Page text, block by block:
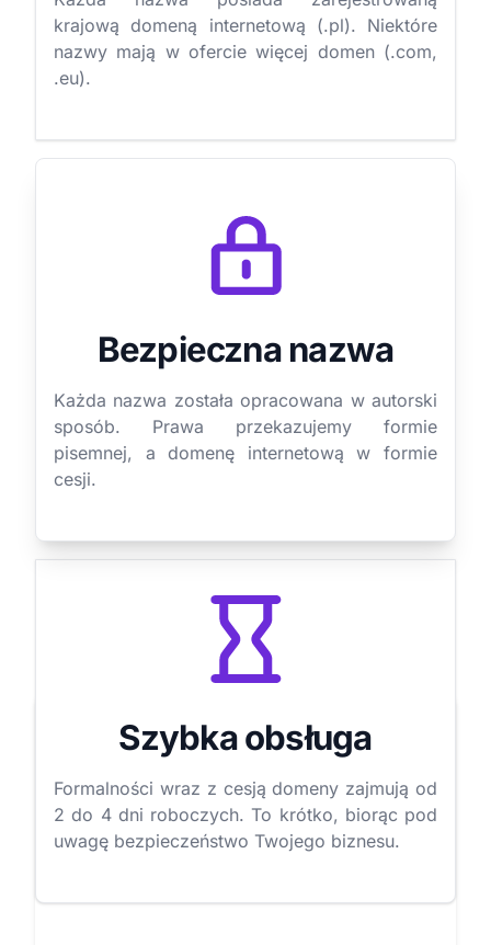
krajową domeną internetową (.pl). Niektóre
nazwy mają w ofercie więcej domen (.com,
.eu).
Bezpieczna nazwa
Każda nazwa została opracowana w autorski
sposób. Prawa przekazujemy formie
pisemnej, a domenę internetową w formie
cesji.
Szybka obsługa
Formalności wraz z cesją domeny zajmują od
2 do 4 dni roboczych. To krótko, biorąc pod
uwagę bezpieczeństwo Twojego biznesu.